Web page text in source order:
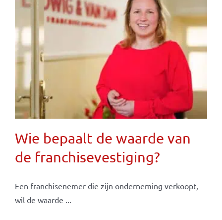
Wie bepaalt de waarde van
de franchisevestiging?
Een franchisenemer die zijn onderneming verkoopt,
wil de waarde ...